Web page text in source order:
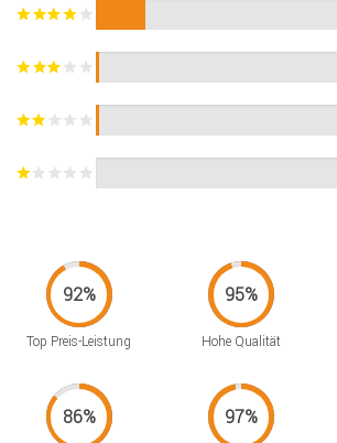
Top Preis-Leistung Hohe Qualität